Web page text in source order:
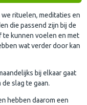
rituelen, meditaties en
die passend zijn bij de
te kunnen voelen en met
wat verder door kan
bij elkaar gaat
slag te gaan.
hebben daarom een